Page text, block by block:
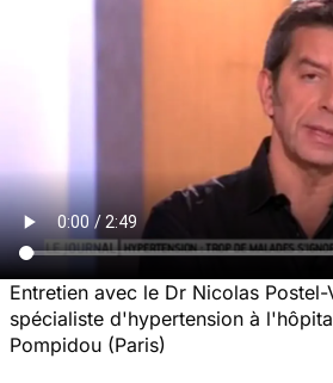
Entretien avec le Dr Nicolas
spécialiste d'hypertension à
Pompidou (Paris)